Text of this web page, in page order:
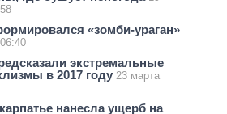
«зомби-ураган»
экстремальные
в 2017 году 23 марта
нанесла ущерб на